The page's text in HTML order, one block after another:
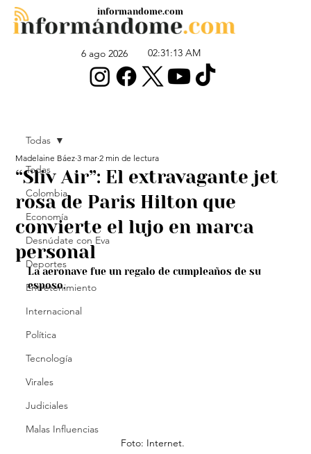
6 ago 2026 02:31:13 AM
informandome.com
Todas
Colombia
Economía
Desnúdate con Eva
Deportes
Entretenimiento
Internacional
Política
Tecnología
Virales
Judiciales
Malas Influencias
Todas
“Sliv Air”: El extravagante jet
rosa de Paris Hilton que
convierte el lujo en marca
personal
Madelaine Báez 3 mar 2 min de lectura
La aeronave fue un regalo de cumpleaños de su
esposo.
Foto: Internet.